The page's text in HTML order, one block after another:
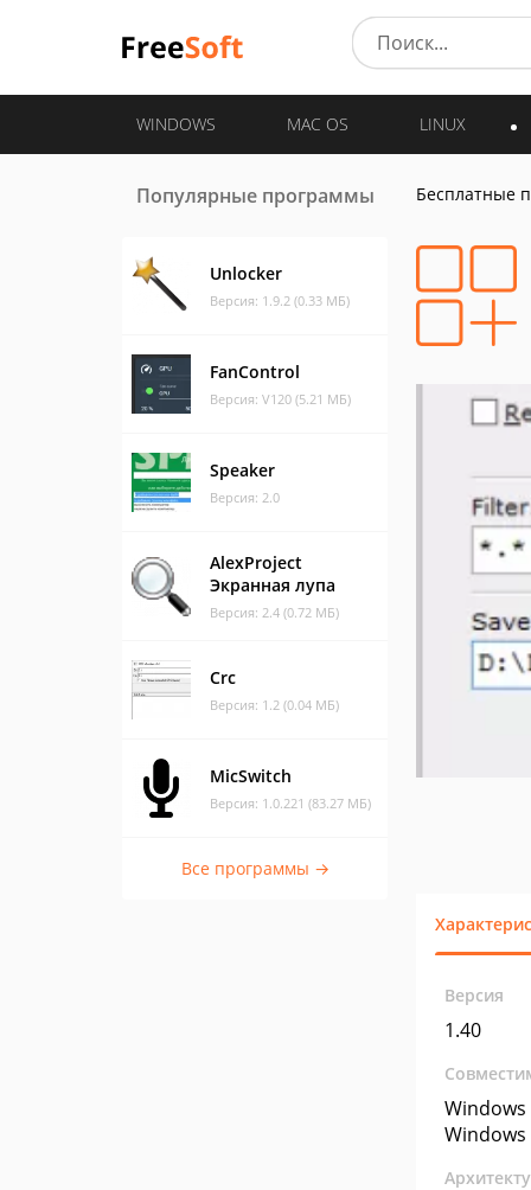
WINDOWS MAC OS LINUX
Популярные программы
Unlocker
Версия: 1.9.2 (0.33 МБ)
FanControl
Версия: V120 (5.21 МБ)
Speaker
Версия: 2.0
AlexProject
Экранная лупа
Версия: 2.4 (0.72 МБ)
Crc
Версия: 1.2 (0.04 МБ)
MicSwitch
Версия: 1.0.221 (83.27 МБ)
Все программы →
Бесплатные
Версия
1.40
Windows
Windows